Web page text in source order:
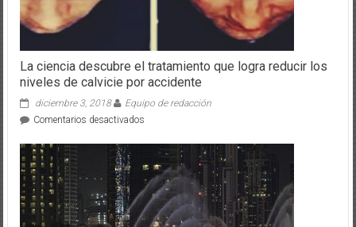
La ciencia descubre el tratamiento que logra reducir los
niveles de calvicie por accidente
diciembre 3, 2018
Equipo de redacción
Comentarios desactivadosen
descubre
el
tratamiento
que
logra